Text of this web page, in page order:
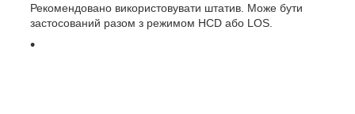
Рекомендовано використовувати штатив. Може бути
застосований разом з режимом HCD або LOS.